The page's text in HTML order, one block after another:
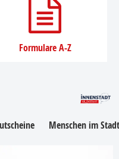
Formulare A-Z
Menschen im